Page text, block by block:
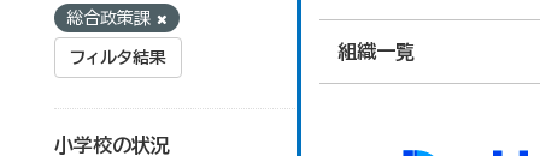
組織一覧
総合政策課
フィルタ結果
小学校の状況